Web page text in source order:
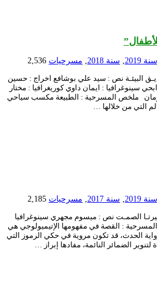
, سنة 2018 , مسرحيات 2,536
: صديـق البيئـة نص : سيد علي بوشافع اخراج : حسين
سينوغرافيا : ايمان داوي كوريغرافيا : مختار
ملخص المسرحية : الطبيعة مكسب سياحي
التي من خلالها …
, سنة 2017 , مسرحيات 2,185
: أوميرتـا الصمـت نص : ميسوم مجهري سينوغرافيا
: القصة في مفهومها الإتيميولوجي هي
الحدث، قد تكون مروية في حكي الرموز التي
الضمائر النائمة، مفادها إبراز …